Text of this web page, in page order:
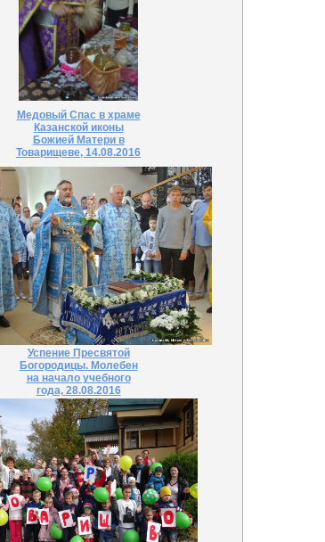
Медовый Спас в храме
Казанской иконы
Божией Матери в
Товарищеве, 14.08.2016
Успение Пресвятой
Богородицы. Молебен
на начало учебного
года, 28.08.2016